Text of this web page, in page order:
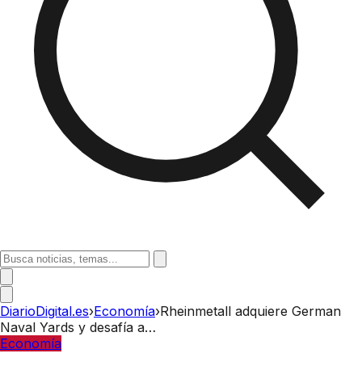
DiarioDigital.es›Economía›Rheinmetall adquiere German
Naval Yards y desafía a…
Economía